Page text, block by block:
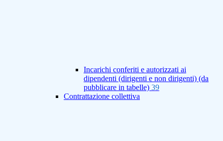
Incarichi conferiti e autorizzati ai
dipendenti (dirigenti e non dirigenti) (da
pubblicare in tabelle) 39
Contrattazione collettiva